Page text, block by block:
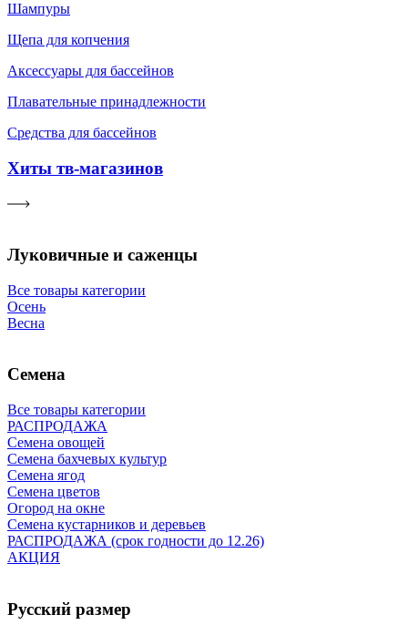
Шампуры
Щепа для копчения
Аксессуары для бассейнов
Плавательные принадлежности
Средства для бассейнов
Хиты тв-магазинов
Луковичные и саженцы
Все товары категории
Осень
Весна
Семена
Все товары категории
РАСПРОДАЖА
Семена овощей
Семена бахчевых культур
Семена ягод
Семена цветов
Огород на окне
Семена кустарников и деревьев
РАСПРОДАЖА (срок годности до 12.26)
АКЦИЯ
Русский размер